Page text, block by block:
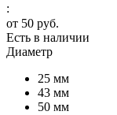
:
от 50 руб.
Есть в наличии
Диаметр
25 мм
43 мм
50 мм